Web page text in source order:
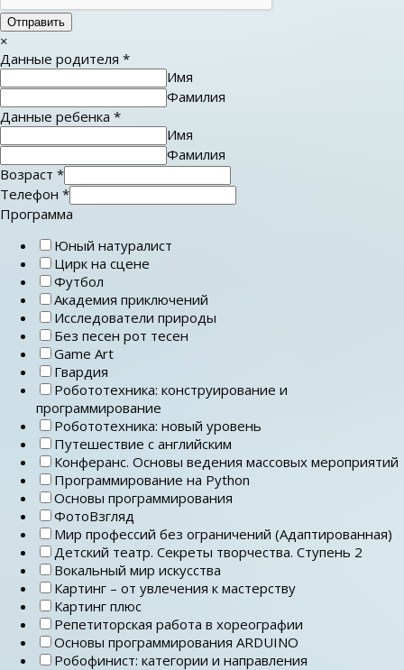
Отправить
×
Данные родителя *
Имя
Фамилия
Данные ребенка *
Имя
Фамилия
Возраст *
Телефон *
Программа
Юный натуралист
Цирк на сцене
Футбол
Академия приключений
Исследователи природы
Без песен рот тесен
Game Art
Гвардия
Робототехника: конструирование и
программирование
Робототехника: новый уровень
Путешествие с английским
Конферанс. Основы ведения массовых мероприятий
Программирование на Python
Основы программирования
ФотоВзгляд
Мир профессий без ограничений (Адаптированная)
Детский театр. Секреты творчества. Ступень 2
Вокальный мир искусства
Картинг – от увлечения к мастерству
Картинг плюс
Репетиторская работа в хореографии
Основы программирования ARDUINO
Робофинист: категории и направления